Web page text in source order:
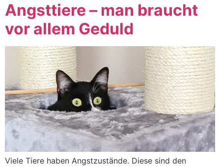
Angsttiere – man braucht
vor allem Geduld
Viele Tiere haben Angstzustände. Diese sind den